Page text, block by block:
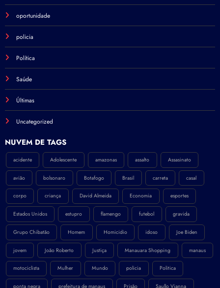
oportunidade
policia
Política
Saúde
Últimas
Uncategorized
NÚVEM DE TAGS
acidente Adolescente amazonas assalto Assasinato
avião bolsonaro Botafogo Brasil carreta casal
corpo criança David Almeida Economia esportes
Estados Unidos estupro flamengo futebol gravida
Grupo Chibatão Homem Homicidio idoso Joe Biden
jovem João Roberto Justiça Manauara Shopping manaus
motociclista Mulher Mundo policia Politica
ponta negra prefeitura de manaus Prisão Saullo Vianna